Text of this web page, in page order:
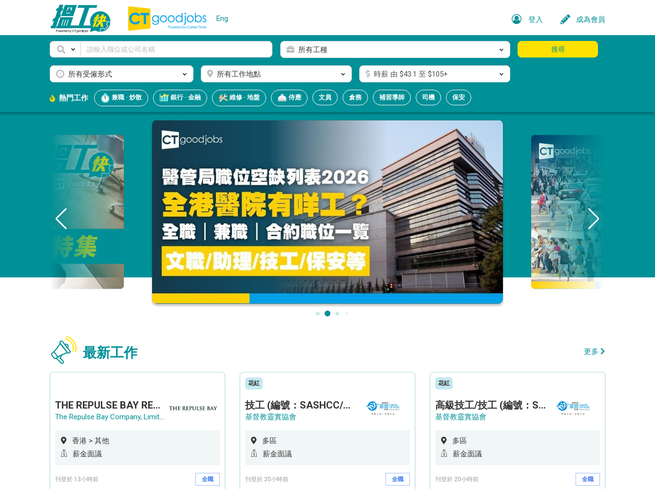
Eng 登入 成為會員
所有工種
所有受僱形式 所有工作地點 時薪由 $43.1 至 $105+
搜尋
熱門工作 兼職 · 炒散 銀行 · 金融 維修 · 地盤 侍應 文員 倉務 補習導師 司機 保安
最新工作 更多
THE REPULSE BAY RECRUITMENT DAY 淺水灣影灣園人才招聘會
The Repulse Bay Company, Limited
香港 > 其他
薪金面議
刊登於 13小時前 全職
花紅
技工 (編號：SASHCC/A/CTE)
基督教靈實協會
多區
薪金面議
刊登於 20小時前 全職
花紅
高級技工/技工 (編號：SSO/FM/A/CTE)
基督教靈實協會
多區
薪金面議
刊登於 20小時前 全職